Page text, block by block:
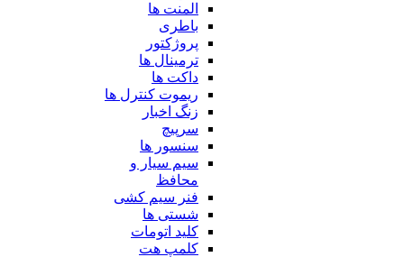
المنت ها
باطری
پروژکتور
ترمینال ها
داکت ها
ریموت کنترل ها
زنگ اخبار
سرپیچ
سنسور ها
سیم سیار و
محافظ
فنر سیم کشی
شستی ها
کلید اتومات
کلمپ هت